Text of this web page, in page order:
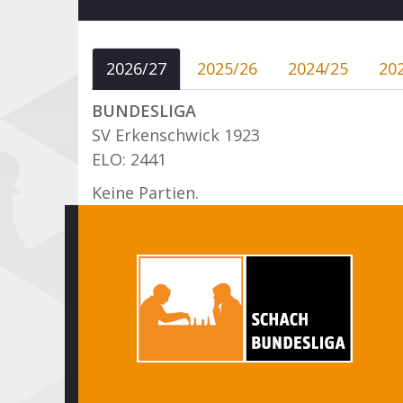
2026/27 2025/26 2024/25
BUNDESLIGA
SV Erkenschwick 1923
ELO: 2441
Keine Partien.